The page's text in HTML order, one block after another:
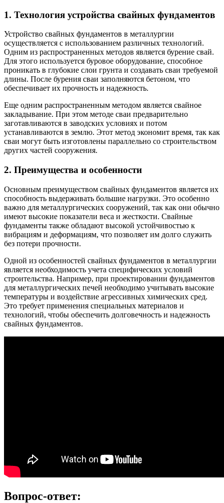
1. Технология устройства свайных фундаментов
Устройство свайных фундаментов в металлургии
осуществляется с использованием различных технологий.
Одним из распространенных методов является бурение свай.
Для этого используется буровое оборудование, способное
проникать в глубокие слои грунта и создавать сваи требуемой
длины. После бурения сваи заполняются бетоном, что
обеспечивает их прочность и надежность.
Еще одним распространенным методом является свайное
закладывание. При этом методе сваи предварительно
заготавливаются в заводских условиях и потом
устанавливаются в землю. Этот метод экономит время, так как
сваи могут быть изготовлены параллельно со строительством
других частей сооружения.
2. Преимущества и особенности
Основным преимуществом свайных фундаментов является их
способность выдерживать большие нагрузки. Это особенно
важно для металлургических сооружений, так как они обычно
имеют высокие показатели веса и жесткости. Свайные
фундаменты также обладают высокой устойчивостью к
вибрациям и деформациям, что позволяет им долго служить
без потери прочности.
Одной из особенностей свайных фундаментов в металлургии
является необходимость учета специфических условий
строительства. Например, при проектировании фундаментов
для металлургических печей необходимо учитывать высокие
температуры и воздействие агрессивных химических сред.
Это требует применения специальных материалов и
технологий, чтобы обеспечить долговечность и надежность
свайных фундаментов.
Вопрос-ответ: